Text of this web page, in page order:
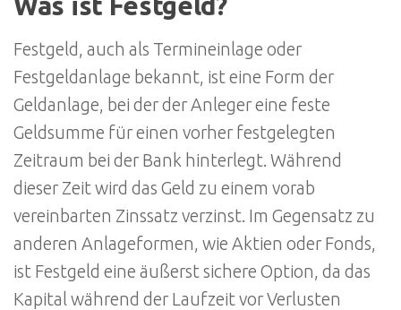
Festgeld, auch als Termineinlage oder
Festgeldanlage bekannt, ist eine Form der
Geldanlage, bei der der Anleger eine feste
Geldsumme für einen vorher festgelegten
Zeitraum bei der Bank hinterlegt. Während
dieser Zeit wird das Geld zu einem vorab
vereinbarten Zinssatz verzinst. Im Gegensatz zu
anderen Anlageformen, wie Aktien oder Fonds,
ist Festgeld eine äußerst sichere Option, da das
Kapital während der Laufzeit vor Verlusten